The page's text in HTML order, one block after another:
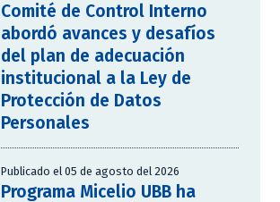
Comité de Control Interno
abordó avances y desafíos
del plan de adecuación
institucional a la Ley de
Protección de Datos
Personales
Publicado el 05 de agosto del 2026
Programa Micelio UBB ha